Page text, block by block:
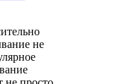
не